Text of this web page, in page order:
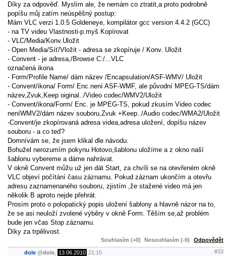
Díky za odpověď. Myslím ale, že nemám co ztratit,a proto podrobně
popíšu můj zatím neúspěšný postup:
Mám VLC verzi 1.0.5 Goldeneye, kompilátor gcc version 4.4.2 (GCC)
- na TV videu Vlastnosti-p.myš Kopírovat
- VLC/Media/Konv.Uložit
- Open Media/Síť/Vložit - adresa se zkopíruje / Konv. Uložit
- Convent - je adresa,/Browse C:/...VLC
označená ikona
- Form/Profile Name/ dám název /Encapsulation/ASF-WMV/ Uložit
- Convent/ikona/ Form/ Enc.není ASF-WMF, ale původní MPEG-TS/dám
název,Zvuk,Keep oiginal../Video codec/WMV2/Uložit
- Convent/ikona/Form/ Enc. je MPEG-TS, pokud zkusím Video codec
neníWMV2/dám název souboru,Zvuk +Keep../Audio codec/WMA2/Uložit
-Convent/je zkopírovaná adresa videa,adresa uložení, dopíšu název
souboru - a co teď?
Domnívám se, že jsem klikal dle návodu.
Bohužel nerozumím pokynu Hotovo,šablonu uložíme a z okno naší
šablonu vybereme a dáme nahrávat.
V okně Convent můžu už jen dát Start, za chvíli se na otevřeném okně
VLC objeví počítání času záznamu. Pokud záznam ukončím a otevřu
adresu zaznamenaného souboru, zjistím ,že stažené video má jen
několik B aproto nejde přehrát.
Prosím proto o polopatický popis uložení šablony a hlavně názor na to,
že se asi neuloží zvolené výběry v okně Form. Těším se,až problém
bude jen včas Stop záznamu.
Díky za trpělivost.
Souhlasím (+0) Nesouhlasím (-0) Odpovědět
dole @dole 13.06.2010 21:15 #33